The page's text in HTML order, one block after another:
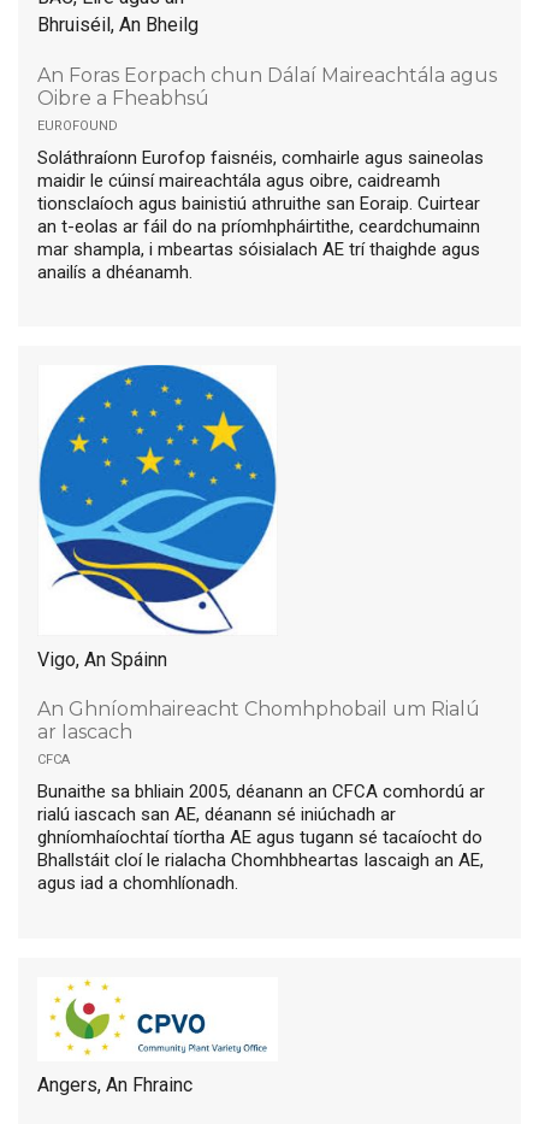
Bhruiséil, An Bheilg
An Foras Eorpach chun Dálaí Maireachtála agus
Oibre a Fheabhsú
eurofound
Soláthraíonn Eurofop faisnéis, comhairle agus saineolas
maidir le cúinsí maireachtála agus oibre, caidreamh
tionsclaíoch agus bainistiú athruithe san Eoraip. Cuirtear
an t-eolas ar fáil do na príomhpháirtithe, ceardchumainn
mar shampla, i mbeartas sóisialach AE trí thaighde agus
anailís a dhéanamh.
Vigo, An Spáinn
An Ghníomhaireacht Chomhphobail um Rialú
ar Iascach
cfca
Bunaithe sa bhliain 2005, déanann an CFCA comhordú ar
rialú iascach san AE, déanann sé iniúchadh ar
ghníomhaíochtaí tíortha AE agus tugann sé tacaíocht do
Bhallstáit cloí le rialacha Chomhbheartas Iascaigh an AE,
agus iad a chomhlíonadh.
Angers, An Fhrainc